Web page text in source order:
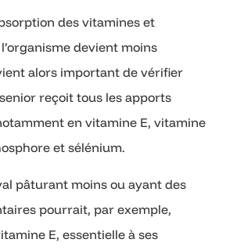
des vitamines et
devient moins
alors important de vérifier
reçoit tous les apports
en vitamine E, vitamine
et sélénium.
pâturant moins ou ayant des
pourrait, par exemple,
E, essentielle à ses